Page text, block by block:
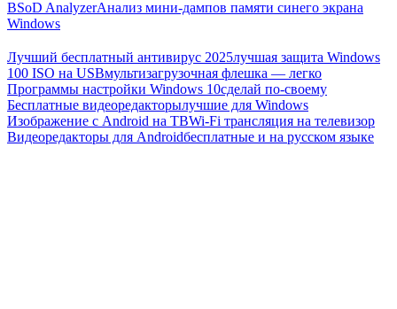
BSoD AnalyzerАнализ мини-дампов памяти синего экрана
Windows
Лучший бесплатный антивирус 2025лучшая защита Windows
100 ISO на USBмультизагрузочная флешка — легко
Программы настройки Windows 10сделай по-своему
Бесплатные видеоредакторылучшие для Windows
Изображение с Android на ТВWi-Fi трансляция на телевизор
Видеоредакторы для Androidбесплатные и на русском языке